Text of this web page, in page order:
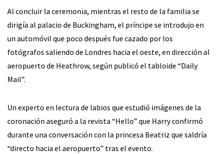
Al concluir la ceremonia, mientras el resto de la familia se
dirigía al palacio de Buckingham, el príncipe se introdujo en
un automóvil que poco después fue cazado por los
fotógrafos saliendo de Londres hacia el oeste, en dirección al
aeropuerto de Heathrow, según publicó el tabloide “Daily
Mail”.
Un experto en lectura de labios que estudió imágenes de la
coronación aseguró a la revista “Hello” que Harry confirmó
durante una conversación con la princesa Beatriz que saldría
“directo hacia el aeropuerto” tras el evento.